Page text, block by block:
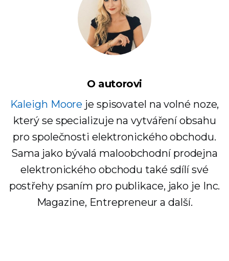
O autorovi
Kaleigh Moore je spisovatel na volné noze,
který se specializuje na vytváření obsahu
pro společnosti elektronického obchodu.
Sama jako bývalá maloobchodní prodejna
elektronického obchodu také sdílí své
postřehy psaním pro publikace, jako je Inc.
Magazine, Entrepreneur a další.